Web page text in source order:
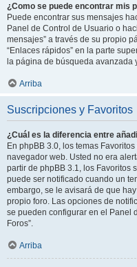
¿Como se puede encontrar mis
Puede encontrar sus mensajes
Panel de Control de Usuario o
mensajes” a través de su propio
“Enlaces rápidos” en la parte
la página de búsqueda
Arriba
Suscripciones y Favoritos
¿Cuál es la diferencia entre
En phpBB 3.0, los temas
navegador web. Usted no era
partir de phpBB 3.1, los Favoritos
puede ser notificado cuando un
embargo, se le avisará de que
propio foro. Las opciones de
se pueden configurar en el Panel
Foros”.
Arriba